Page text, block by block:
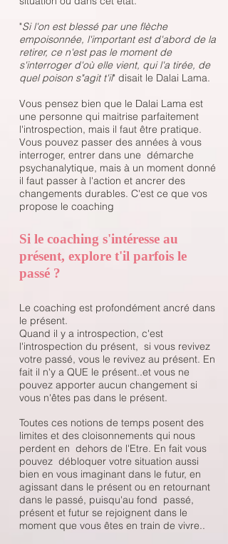
"Si l'on est blessé par une flèche
empoisonnée, l'important est d'abord de la
retirer, ce n'est pas le moment de
s'interroger d'où elle vient, qui l'a tirée, de
quel poison s"agit t'il" disait le Dalai Lama.
Vous pensez bien que le Dalai Lama est
une personne qui maitrise parfaitement
l'introspection, mais il faut être pratique.
Vous pouvez passer des années à vous
interroger, entrer dans une démarche
psychanalytique, mais à un moment donné
il faut passer à l'action et ancrer des
changements durables. C'est ce que vos
propose le coaching
Si le coaching s'intéresse au
présent, explore t'il parfois le
passé ?
Le coaching est profondément ancré dans
le présent.
Quand il y a introspection, c'est
l'introspection du présent, si vous revivez
votre passé, vous le revivez au présent. En
fait il n'y a QUE le présent..et vous ne
pouvez apporter aucun changement si
vous n'êtes pas dans le présent.
Toutes ces notions de temps posent des
limites et des cloisonnements qui nous
perdent en dehors de l'Etre. En fait vous
pouvez débloquer votre situation aussi
bien en vous imaginant dans le futur, en
agissant dans le présent ou en retournant
dans le passé, puisqu'au fond passé,
présent et futur se rejoignent dans le
moment que vous êtes en train de vivre..